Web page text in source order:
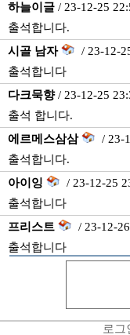
하늘이글 / 23-12-25
출석합니다.
시골 남자
/ 23-12-
출석합니다
다크묵향/ 23-12-25
출석 합니다.
에르메스삼삼
/ 23-
출석합니다.
아이잉
/ 23-12-25
출석합니다
프리스트
/ 23-12-
출석합니다
로그